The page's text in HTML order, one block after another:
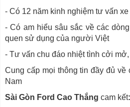
- Có 12 năm kinh nghiệm tư vấn xe
- Có am hiểu sâu sắc về các
quen sử dụng của người Việt
- Tư vấn chu đáo nhiệt tình cởi
Cung cấp mọi thông tin đầy đủ về
Nam
Sài Gòn Ford Cao Thắng cam kết: